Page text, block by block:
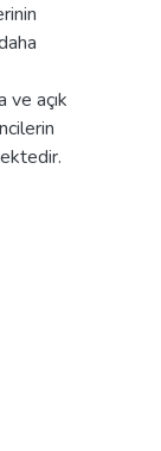
ve açık